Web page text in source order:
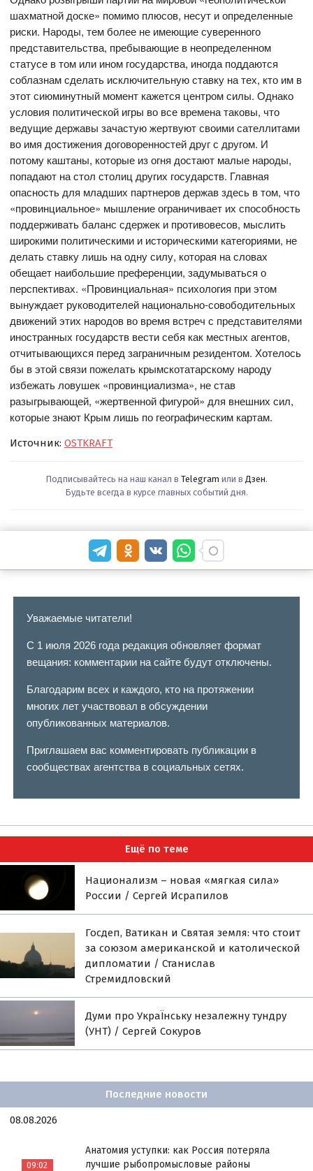
шахматной доске» помимо плюсов, несут и определенные
риски. Народы, тем более не имеющие суверенного
представительства, пребывающие в неопределенном
статусе в том или ином государства, иногда поддаются
соблазнам сделать исключительную ставку на тех, кто им в
этот сиюминутный момент кажется центром силы. Однако
условия политической игры во все времена таковы, что
ведущие державы зачастую жертвуют своими сателлитами
во имя достижения договоренностей друг с другом. И
потому каштаны, которые из огня достают малые народы,
попадают на стол столиц других государств. Главная
опасность для младших партнеров держав здесь в том, что
«провинциальное» мышление ограничивает их способность
поддерживать баланс сдержек и противовесов, мыслить
широкими политическими и историческими категориями, не
делать ставку лишь на одну силу, которая на словах
обещает наибольшие преференции, задумываться о
перспективах. «Провинциальная» психология при этом
вынуждает руководителей национально-совободительных
движений этих народов во время встреч с представителями
иностранных государств вести себя как местных агентов,
отчитывающихся перед заграничным резидентом. Хотелось
бы в этой связи пожелать крымскотатарскому народу
избежать ловушек «провинциализма», не став
разыгрывающей, «жертвенной фигурой» для внешних сил,
которые знают Крым лишь по географическим картам.
Источник:OSTKRAFT
Подписывайтесь на наш канал в Telegram или в Дзен.
Будьте всегда в курсе главных событий дня.
Уважаемые читатели!
С 1 июля 2026 года редакция обновляет формат
вещания: комментарии на сайте будут отключены.
Благодарим всех и каждого, кто на протяжении
многих лет участвовал в обсуждении
опубликованных материалов.
Приглашаем вас комментировать публикации в
сообществах агентства в социальных сетях.
Ещё по теме
Национализм – новая «мягкая сила»
России / Сергей Исрапилов
Госдеп, Ватикан и Святая земля: что стоит
за союзом американской и католической
дипломатии / Станислав
Стремидловский
Думи про УкраЇнську незалежну тундру
(УНТ) / Сергей Сокуров
Последние новости
08.08.2026
09:02
Анатомия уступки: как Россия потеряла
лучшие рыбопромысловые районы